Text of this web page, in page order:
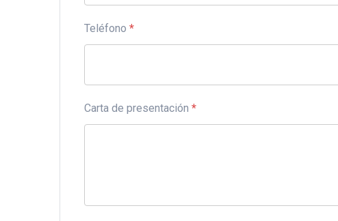
Teléfono *
Carta de presentación *